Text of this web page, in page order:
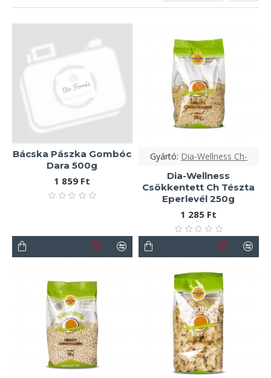
Bácska Pászka Gombóc
Dara 500g
1 859 Ft
Gyártó: Dia-Wellness Ch-
Dia-Wellness
Csökkentett Ch Tészta
Eperlevél 250g
1 285 Ft